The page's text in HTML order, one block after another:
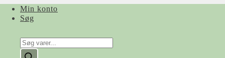
Min konto
Søg
Products
search